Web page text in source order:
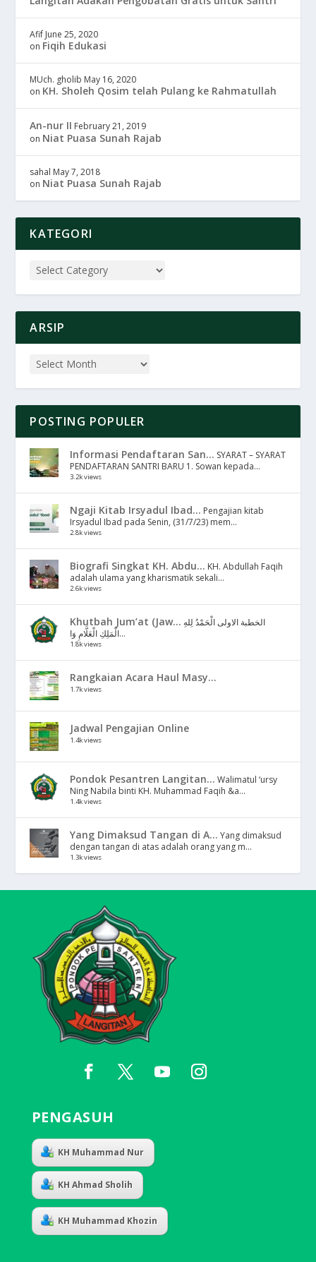
Afif June 25, 2020
on Fiqih Edukasi
MUch. gholib May 16, 2020
on KH. Sholeh Qosim telah Pulang ke Rahmatullah
An-nur II February 21, 2019
on Niat Puasa Sunah Rajab
sahal May 7, 2018
on Niat Puasa Sunah Rajab
KATEGORI
ARSIP
POSTING POPULER
Informasi Pendaftaran San... SYARAT – SYARAT
PENDAFTARAN SANTRI BARU 1. Sowan kepada...
3.2k views
Ngaji Kitab Irsyadul Ibad... Pengajian kitab
Irsyadul Ibad pada Senin, (31/7/23) mem...
2.8k views
Biografi Singkat KH. Abdu... KH. Abdullah Faqih
adalah ulama yang kharismatik sekali...
2.6k views
Khutbah Jum’at (Jaw... الخطبة الاولى الْحَمْدُ لِلهِ
الْمَلِكِ الْعَلَّامِ وَا...
1.8k views
Rangkaian Acara Haul Masy...
1.7k views
Jadwal Pengajian Online
1.4k views
Pondok Pesantren Langitan... Walimatul ‘ursy
Ning Nabila binti KH. Muhammad Faqih &a...
1.4k views
Yang Dimaksud Tangan di A... Yang dimaksud
dengan tangan di atas adalah orang yang m...
1.3k views
PENGASUH
KH Muhammad Nur
KH Ahmad Sholih
KH Muhammad Khozin